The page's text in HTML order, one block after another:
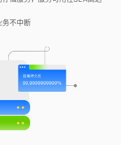
务不中断